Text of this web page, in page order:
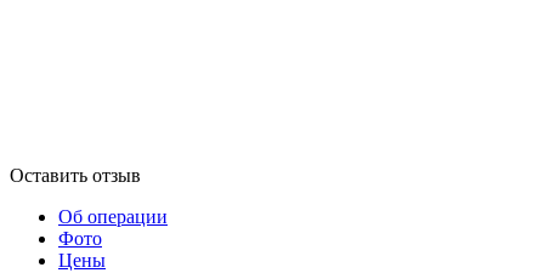
Оставить отзыв
Об операции
Фото
Цены